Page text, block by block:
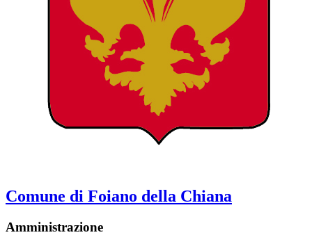
Comune di Foiano della Chiana
Amministrazione